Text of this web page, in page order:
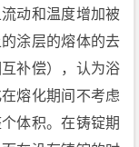
动和温度增加被
涂层的熔体的去
补偿），认为浴
熔化期间不考虑
体积。在铸锭期